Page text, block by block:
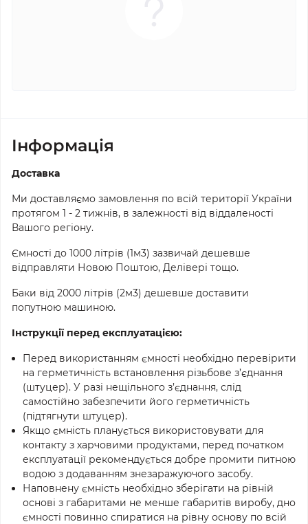
Iнформація
Доставка
Ми доставляємо замовлення по всій території України
протягом 1 - 2 тижнів, в залежності від віддаленості
Вашого регіону.
Ємності до 1000 літрів (1м3) зазвичай дешевше
відправляти Новою Поштою, Делівері тощо.
Баки від 2000 літрів (2м3) дешевше доставити
попутною машиною.
Інструкції перед експлуатацією:
Перед використанням ємності необхідно перевірити
на герметичність встановлення різьбове з’єднання
(штуцер). У разі нещільного з’єднання, слід
cамостійно забезпечити його герметичність
(підтягнути штуцер).
Якщо ємність планується використовувати для
контакту з харчовими продуктами, перед початком
експлуатації рекомендується добре промити питною
водою з додаванням знезаражуючого засобу.
Наповнену ємність необхідно зберігати на рівній
основі з габаритами не менше габаритів виробу, дно
ємності повинно спиратися на рівну основу по всій